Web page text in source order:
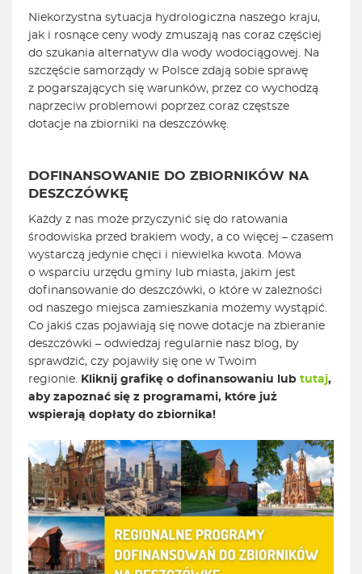
Niekorzystna sytuacja hydrologiczna naszego kraju,
jak i rosnące ceny wody zmuszają nas coraz częściej
do szukania alternatyw dla wody wodociągowej. Na
szczęście samorządy w Polsce zdają sobie sprawę
z pogarszających się warunków, przez co wychodzą
naprzeciw problemowi poprzez coraz częstsze
dotacje na zbiorniki na deszczówkę.
DOFINANSOWANIE DO ZBIORNIKÓW NA
DESZCZÓWKĘ
Każdy z nas może przyczynić się do ratowania
środowiska przed brakiem wody, a co więcej – czasem
wystarczą jedynie chęci i niewielka kwota. Mowa
o wsparciu urzędu gminy lub miasta, jakim jest
dofinansowanie do deszczówki, o które w zależności
od naszego miejsca zamieszkania możemy wystąpić.
Co jakiś czas pojawiają się nowe dotacje na zbieranie
deszczówki – odwiedzaj regularnie nasz blog, by
sprawdzić, czy pojawiły się one w Twoim
regionie. Kliknij grafikę o dofinansowaniu lub tutaj,
aby zapoznać się z programami, które już
wspierają dopłaty do zbiornika!